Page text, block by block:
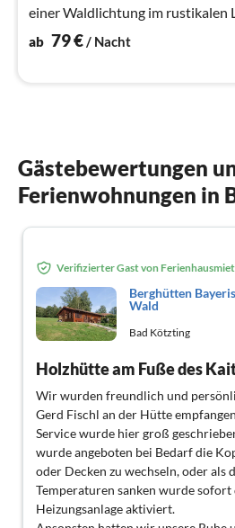
einer Waldlichtung im rustikalen
ab 79€/ Nacht
Gästebewertungen
Ferienwohnungen in
Verifizierter Gast von
Berghütten
Wald
Bad Kötzting
Holzhütte am Fuße des
Wir wurden freundlich und
Gerd Fischl an der Hütte
Service wurde hier groß
wurde angeboten bei Bedarf die
oder Decken zu wechseln, oder als
Temperaturen sanken wurde sofort
Heizungsanlage aktiviert.